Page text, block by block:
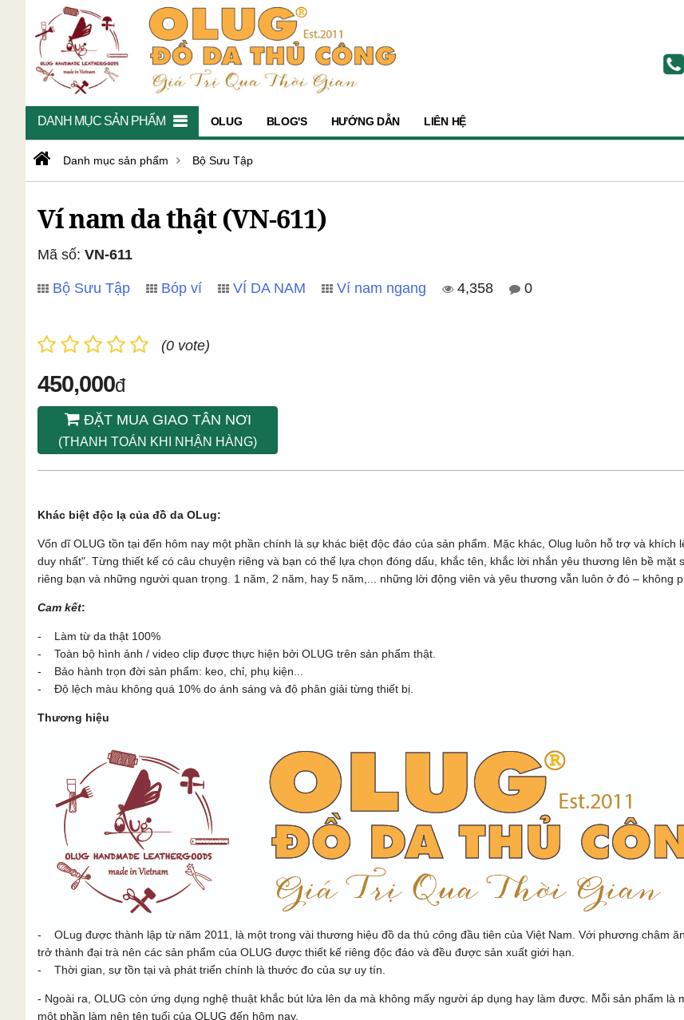
DANH MỤC SẢN PHẨM OLUG BLOG'S HƯỚNG DẪN LIÊN HỆ
Danh mục sản phẩm Bộ Sưu Tập
Ví nam da thật (VN-611)
Mã số: VN-611
Bộ Sưu Tập Bóp ví VÍ DA NAM Ví nam ngang 4,358 0
(0 vote)
450,000đ
ĐẶT MUA GIAO TÂN NƠI
(THANH TOÁN KHI NHẬN HÀNG)
Khác biệt độc lạ của đồ da OLug:
Vốn dĩ OLUG tồn tại đến hôm nay một phần chính là sự khác biệt độc đáo của sản phẩm. Mặc khác, Olug luôn hỗ trợ và
duy nhất". Từng thiết kế có câu chuyện riêng và bạn có thể lựa chọn đóng dấu, khắc tên, khắc lời nhắn yêu thương lên bề
riêng bạn và những người quan trọng. 1 năm, 2 năm, hay 5 năm,... những lời động viên và yêu thương vẫn luôn ở đó – không
Cam kết:
- Làm từ da thật 100%
- Toàn bộ hình ảnh / video clip được thực hiện bởi OLUG trên sản phẩm thật.
- Bảo hành trọn đời sản phẩm: keo, chỉ, phụ kiện...
- Độ lệch màu không quá 10% do ánh sáng và độ phân giải từng thiết bị.
Thương hiệu
- OLug được thành lập từ năm 2011, là một trong vài thương hiệu đồ da thủ công đầu tiên của Việt Nam. Với phương châm
trở thành đại trà nên các sản phẩm của OLUG được thiết kế riêng độc đáo và đều được sản xuất giới hạn.
- Thời gian, sự tồn tại và phát triển chính là thước đo của sự uy tín.
- Ngoài ra, OLUG còn ứng dụng nghệ thuật khắc bút lửa lên da mà không mấy người áp dụng hay làm được. Mỗi sản phẩm là
một phần làm nên tên tuổi của OLUG đến hôm nay.